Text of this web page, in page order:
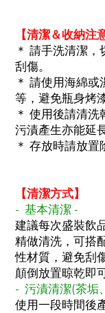
【清潔＆收納注
＊ 請手洗清潔
刮傷。
＊ 請使用海綿
等，避免瓶身烤
＊ 使用後請清
污漬產生亦能延
＊ 存放時請放置
【清潔方式】
- 基本清潔 -
建議每次盛裝飲
精做清洗，可搭
性材質，避免刮
顛倒放置晾乾即可
- 污漬清潔(茶垢
使用一段時間後